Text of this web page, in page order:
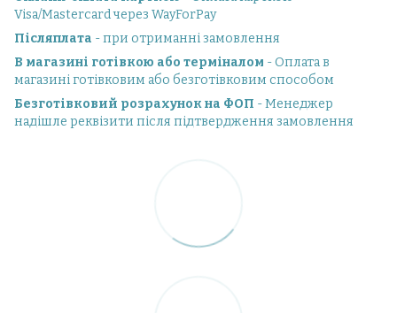
Visa/Mastercard через WayForPay
Післяплата - при отриманні замовлення
В магазині готівкою або терміналом - Оплата в
магазині готівковим або безготівковим способом
Безготівковий розрахунок на ФОП - Менеджер
надішле реквізити після підтвердження замовлення